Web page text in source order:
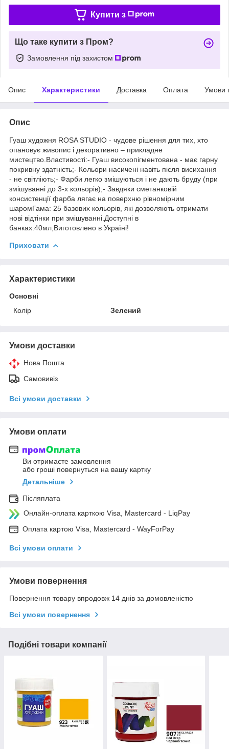
Купити з
Що таке купити з Пром?
Замовлення під захистом
Опис Характеристики Доставка Оплата Умови
Опис
Гуаш художня ROSA STUDIO - чудове рішення для тих, хто
опановує живопис і декоративно – прикладне
мистецтво.Властивості:- Гуаш високопігментована - має гарну
покривну здатність;- Кольори насичені навіть після висихання
- не світліють;- Фарби легко змішуються і не дають бруду (при
змішуванні до 3-х кольорів);- Завдяки сметанковій
консистенції фарба лягає на поверхню рівномірним
шаромГама: 25 базових кольорів, які дозволяють отримати
нові відтінки при змішуванні.Доступні в
банках:40мл;Виготовлено в Україні!
Приховати
Характеристики
Основні
Колір
Зелений
Умови доставки
Нова Пошта
Самовивіз
Всі умови доставки
Умови оплати
Ви отримаєте замовлення
або гроші повернуться на вашу картку
Детальніше
Післяплата
Онлайн-оплата карткою Visa, Mastercard - LiqPay
Оплата картою Visa, Mastercard - WayForPay
Всі умови оплати
Умови повернення
Повернення товару впродовж 14 днів за домовленістю
Всі умови повернення
Подібні товари компанії